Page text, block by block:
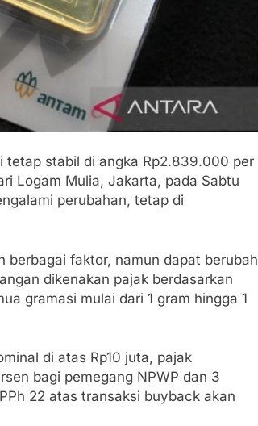
tetap stabil di angka Rp2.839.000 per
Logam Mulia, Jakarta, pada Sabtu
perubahan, tetap di
berbagai faktor, namun dapat berubah
dikenakan pajak berdasarkan
gramasi mulai dari 1 gram hingga 1
di atas Rp10 juta, pajak
bagi pemegang NPWP dan 3
22 atas transaksi buyback akan